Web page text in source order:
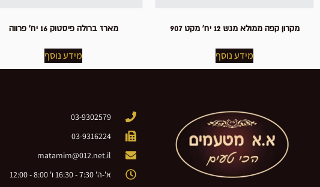
מקרון קפה ממולא מגש 12 יח' מקט 907
מידע נוסף
מארז ברולה פיסטוק 16 יח' פרווה
מידע נוסף
03-9302579
03-9316224
matamim@012.net.il
א'-ה' 7:30 - 16:30 ו' 8:00 - 12:00